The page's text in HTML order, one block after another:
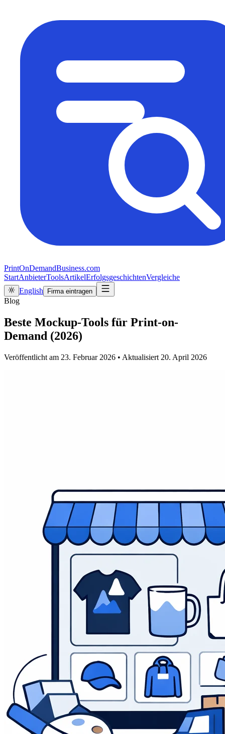
PrintOnDemandBusiness.com
StartAnbieterToolsArtikelErfolgsgeschichtenVergleiche
English
Firma eintragen
Blog
Beste Mockup-Tools für Print-on-
Demand (2026)
Veröffentlicht am 23. Februar 2026 • Aktualisiert 20. April 2026